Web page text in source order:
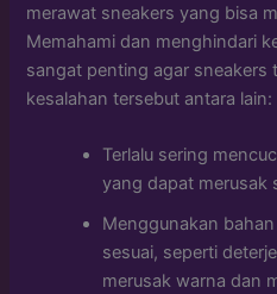
merawat sneakers yang bisa
Memahami dan menghindari
sangat penting agar sneakers
kesalahan tersebut antara lain:
Terlalu sering
yang dapat merusak
Menggunakan
sesuai, seperti
merusak warna dan